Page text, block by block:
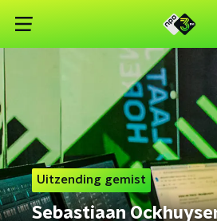
Uitzending gemist
Sebastiaan